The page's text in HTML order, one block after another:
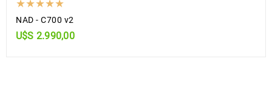
NAD - C700 v2
U$S 2.990,00